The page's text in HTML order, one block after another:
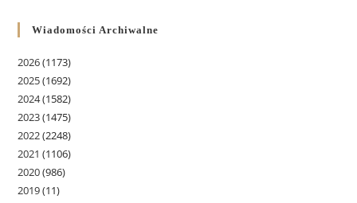
Wiadomości Archiwalne
2026(1173)
2025(1692)
2024(1582)
2023(1475)
2022(2248)
2021 (1106)
2020(986)
2019(11)